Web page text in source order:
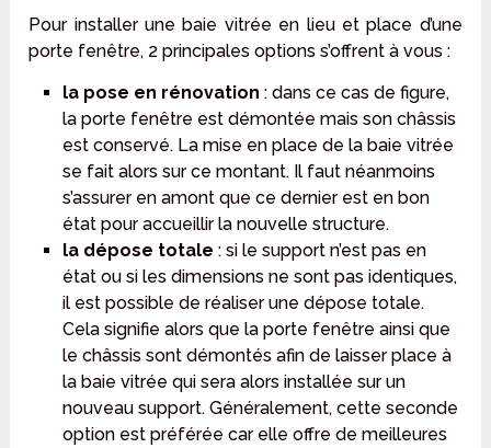
Pour installer une baie vitrée en lieu et place d’une
porte fenêtre, 2 principales options s’offrent à vous :
la pose en rénovation : dans ce cas de figure,
la porte fenêtre est démontée mais son châssis
est conservé. La mise en place de la baie vitrée
se fait alors sur ce montant. Il faut néanmoins
s’assurer en amont que ce dernier est en bon
état pour accueillir la nouvelle structure.
la dépose totale : si le support n’est pas en
état ou si les dimensions ne sont pas identiques,
il est possible de réaliser une dépose totale.
Cela signifie alors que la porte fenêtre ainsi que
le châssis sont démontés afin de laisser place à
la baie vitrée qui sera alors installée sur un
nouveau support. Généralement, cette seconde
option est préférée car elle offre de meilleures